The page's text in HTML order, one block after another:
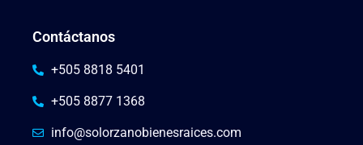
Contáctanos
+505 8818 5401
+505 8877 1368
info@solorzanobienesraices.com